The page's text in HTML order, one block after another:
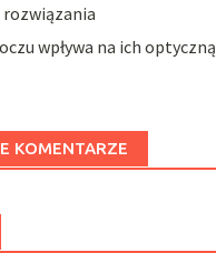
wpływa na ich optyczną
KOMENTARZE